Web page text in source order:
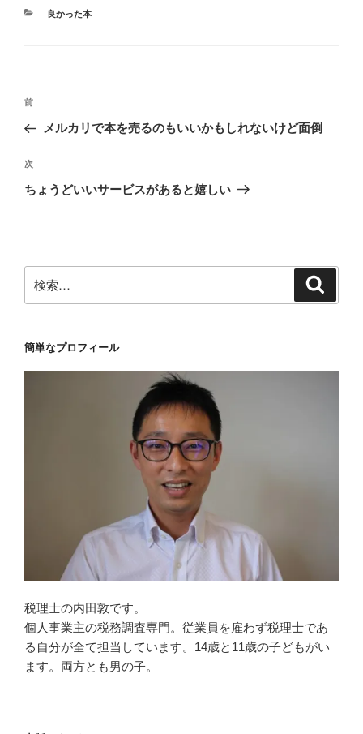
カ
良かった本
投
ナ
ビ
ゲ
ン
前
の
稿
前
メルカリで本を売るのもいいかもしれないけど面倒
次
の
次
ちょうどいいサービスがあると嬉しい
索:
簡単なプロフィール
税理士の内田敦です。
個人事業主の税務調査専門。従業員を雇わず税理士であ
る自分が全て担当しています。14歳と11歳の子どもがい
ます。両方とも男の子。